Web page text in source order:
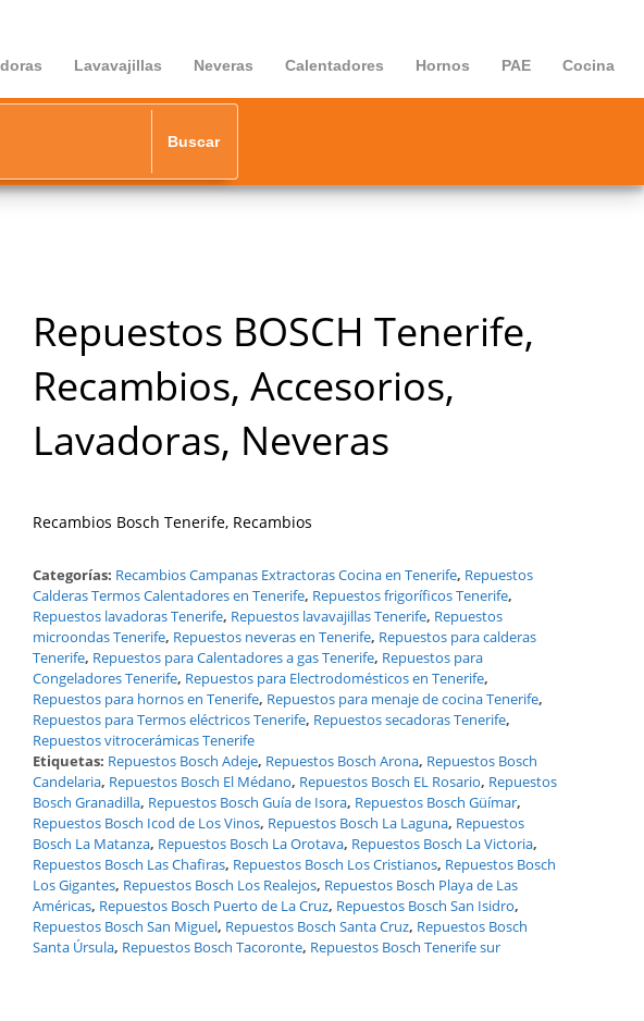
Lavavajillas Neveras Calentadores Hornos PAE Cocina
Buscar
Repuestos BOSCH Tenerife,
Recambios, Accesorios,
Lavadoras, Neveras
Recambios Bosch Tenerife, Recambios
Categorías: Recambios Campanas Extractoras Cocina en Tenerife, Repuestos
Calderas Termos Calentadores en Tenerife, Repuestos frigoríficos Tenerife,
Repuestos lavadoras Tenerife, Repuestos lavavajillas Tenerife, Repuestos
microondas Tenerife, Repuestos neveras en Tenerife, Repuestos para calderas
Tenerife, Repuestos para Calentadores a gas Tenerife, Repuestos para
Congeladores Tenerife, Repuestos para Electrodomésticos en Tenerife,
Repuestos para hornos en Tenerife, Repuestos para menaje de cocina Tenerife,
Repuestos para Termos eléctricos Tenerife, Repuestos secadoras Tenerife,
Repuestos vitrocerámicas Tenerife
Etiquetas: Repuestos Bosch Adeje, Repuestos Bosch Arona, Repuestos Bosch
Candelaria, Repuestos Bosch El Médano, Repuestos Bosch EL Rosario, Repuestos
Bosch Granadilla, Repuestos Bosch Guía de Isora, Repuestos Bosch Güímar,
Repuestos Bosch Icod de Los Vinos, Repuestos Bosch La Laguna, Repuestos
Bosch La Matanza, Repuestos Bosch La Orotava, Repuestos Bosch La Victoria,
Repuestos Bosch Las Chafiras, Repuestos Bosch Los Cristianos, Repuestos Bosch
Los Gigantes, Repuestos Bosch Los Realejos, Repuestos Bosch Playa de Las
Américas, Repuestos Bosch Puerto de La Cruz, Repuestos Bosch San Isidro,
Repuestos Bosch San Miguel, Repuestos Bosch Santa Cruz, Repuestos Bosch
Santa Úrsula, Repuestos Bosch Tacoronte, Repuestos Bosch Tenerife sur